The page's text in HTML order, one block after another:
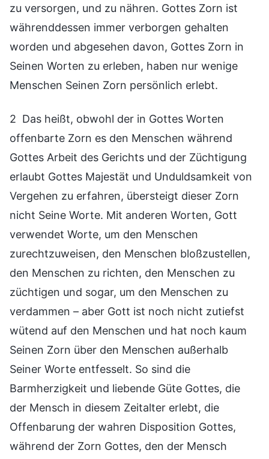
zu versorgen, und zu nähren. Gottes Zorn ist
währenddessen immer verborgen gehalten
worden und abgesehen davon, Gottes Zorn in
Seinen Worten zu erleben, haben nur wenige
Menschen Seinen Zorn persönlich erlebt.
2 Das heißt, obwohl der in Gottes Worten
offenbarte Zorn es den Menschen während
Gottes Arbeit des Gerichts und der Züchtigung
erlaubt Gottes Majestät und Unduldsamkeit von
Vergehen zu erfahren, übersteigt dieser Zorn
nicht Seine Worte. Mit anderen Worten, Gott
verwendet Worte, um den Menschen
zurechtzuweisen, den Menschen bloßzustellen,
den Menschen zu richten, den Menschen zu
züchtigen und sogar, um den Menschen zu
verdammen – aber Gott ist noch nicht zutiefst
wütend auf den Menschen und hat noch kaum
Seinen Zorn über den Menschen außerhalb
Seiner Worte entfesselt. So sind die
Barmherzigkeit und liebende Güte Gottes, die
der Mensch in diesem Zeitalter erlebt, die
Offenbarung der wahren Disposition Gottes,
während der Zorn Gottes, den der Mensch